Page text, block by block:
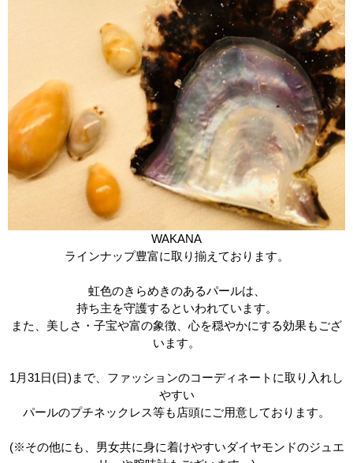
WAKANA
ラインナップ豊富に取り揃えております。
虹色のきらめきのあるパールは、
持ち主を守護するといわれています。
また、美しさ・子宝や富の象徴、心を穏やかにする効果もござ
います。
1月31日(日)まで、ファッションのコーディネートに取り入れし
やすい
パールのプチネックレス等も店頭にご用意しております。
(※その他にも、男女共に身に着けやすいダイヤモンドのジュエ